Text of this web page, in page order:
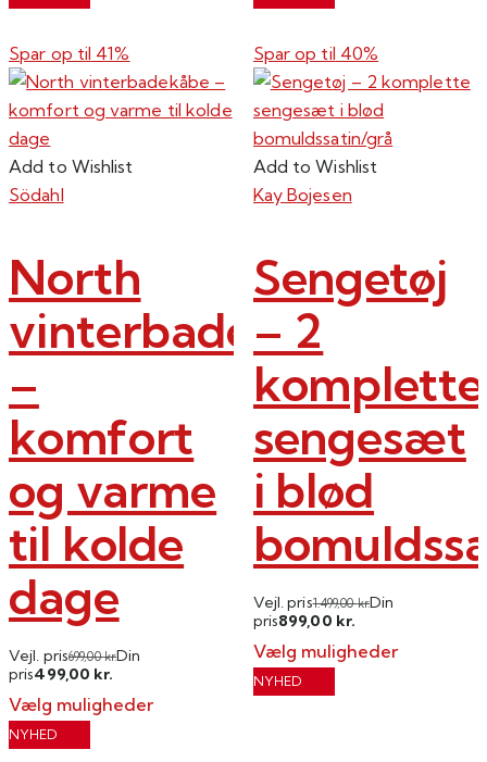
har
flere
varianter.
Mulighederne
kan
vælges
Spar op til 41%
Add to Wishlist
Södahl
North
vinterbadekåbe
–
komfort
og varme
til kolde
dage
Vejl. pris699,00kr.Din
pris499,00 kr.
Vælg muligheder
Dette
NYHED
Spar op til 40%
Add to Wishlist
Kay Bojesen
Sengetøj
– 2
komplette
sengesæt
i blød
Vejl. pris1.499,00kr.Din
pris899,00 kr.
Vælg muligheder
Dette
NYHED